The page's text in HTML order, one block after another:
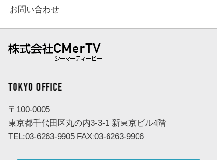
お問い合わせ
〒100-0005
東京都千代田区丸の内3-3-1 新東京ビル4階
TEL:03-6263-9905 FAX:03-6263-9906